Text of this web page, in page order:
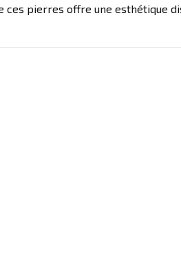
ces pierres offre une esthétique